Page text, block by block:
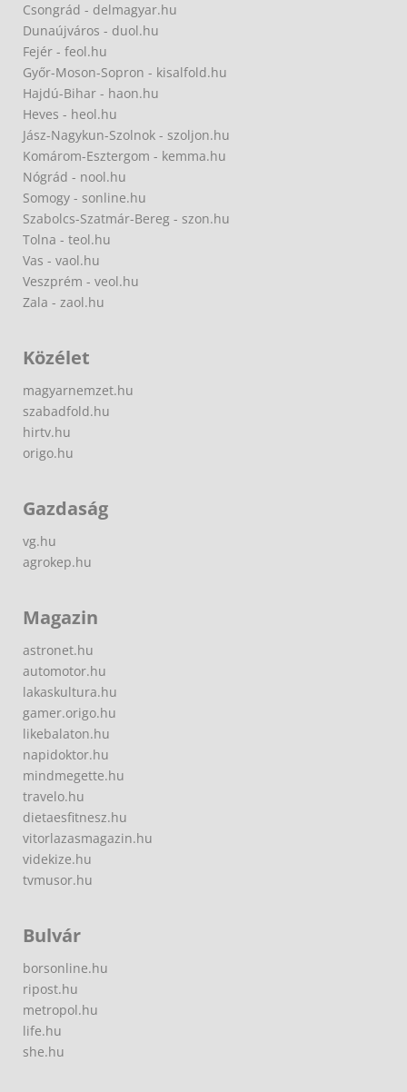
Csongrád - delmagyar.hu
Dunaújváros - duol.hu
Fejér - feol.hu
Győr-Moson-Sopron - kisalfold.hu
Hajdú-Bihar - haon.hu
Heves - heol.hu
Jász-Nagykun-Szolnok - szoljon.hu
Komárom-Esztergom - kemma.hu
Nógrád - nool.hu
Somogy - sonline.hu
Szabolcs-Szatmár-Bereg - szon.hu
Tolna - teol.hu
Vas - vaol.hu
Veszprém - veol.hu
Zala - zaol.hu
Közélet
magyarnemzet.hu
szabadfold.hu
hirtv.hu
origo.hu
Gazdaság
vg.hu
agrokep.hu
Magazin
astronet.hu
automotor.hu
lakaskultura.hu
gamer.origo.hu
likebalaton.hu
napidoktor.hu
mindmegette.hu
travelo.hu
dietaesfitnesz.hu
vitorlazasmagazin.hu
videkize.hu
tvmusor.hu
Bulvár
borsonline.hu
ripost.hu
metropol.hu
life.hu
she.hu